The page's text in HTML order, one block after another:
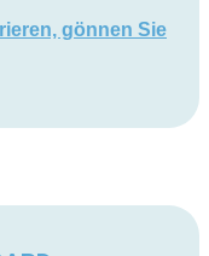
gönnen Sie